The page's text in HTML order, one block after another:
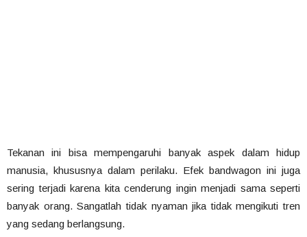
Tekanan ini bisa mempengaruhi banyak aspek dalam hidup
manusia, khususnya dalam perilaku. Efek bandwagon ini juga
sering terjadi karena kita cenderung ingin menjadi sama seperti
banyak orang. Sangatlah tidak nyaman jika tidak mengikuti tren
yang sedang berlangsung.